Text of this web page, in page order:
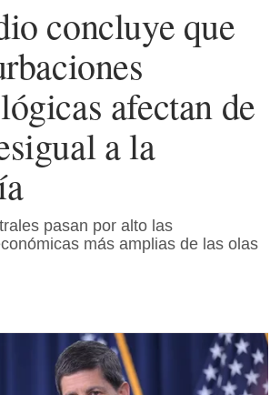
concluye que
afectan de
a la
pasan por alto las
más amplias de las olas